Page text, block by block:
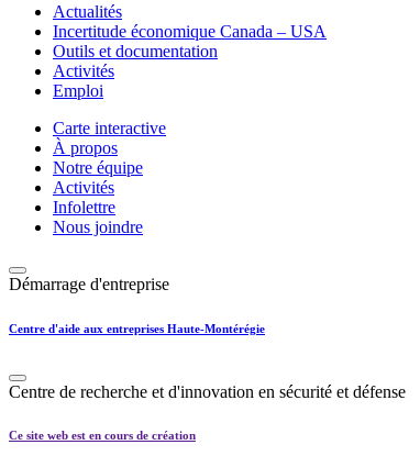
Actualités
Incertitude économique Canada – USA
Outils et documentation
Activités
Emploi
Carte interactive
À propos
Notre équipe
Activités
Infolettre
Nous joindre
Démarrage d'entreprise
Centre d'aide aux entreprises Haute-Montérégie
Centre de recherche et d'innovation en sécurité et défense
Ce site web est en cours de création